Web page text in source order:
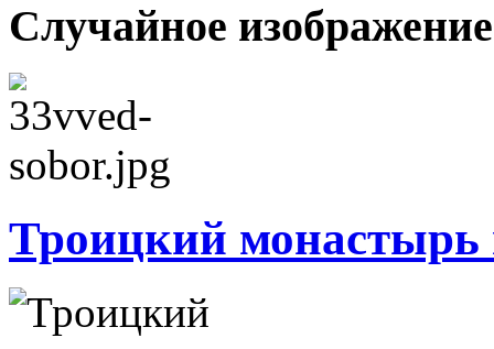
Случайное изображение
Троицкий монастырь